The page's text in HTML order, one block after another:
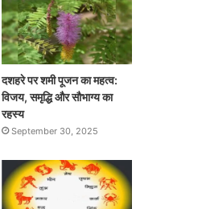
दशहरे पर शमी पूजन का महत्व:
विजय, समृद्धि और सौभाग्य का
रहस्य
September 30, 2025